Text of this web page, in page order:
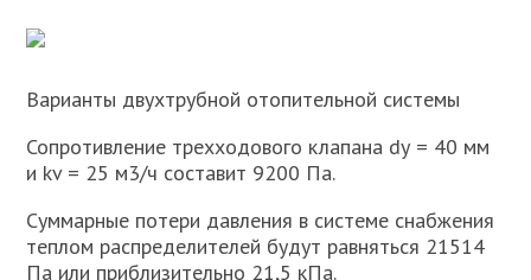
Варианты двухтрубной отопительной системы
Сопротивление трехходового клапана dу = 40 мм
и kv = 25 м3/ч составит 9200 Па.
Суммарные потери давления в системе снабжения
теплом распределителей будут равняться 21514
Па или приблизительно 21,5 кПа.